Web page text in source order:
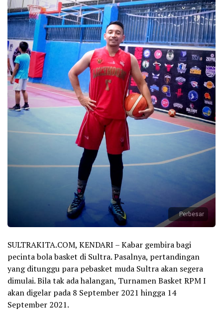
Perbesar
SULTRAKITA.COM, KENDARI – Kabar gembira bagi
pecinta bola basket di Sultra. Pasalnya, pertandingan
yang ditunggu para pebasket muda Sultra akan segera
dimulai. Bila tak ada halangan, Turnamen Basket RPM I
akan digelar pada 8 September 2021 hingga 14
September 2021.